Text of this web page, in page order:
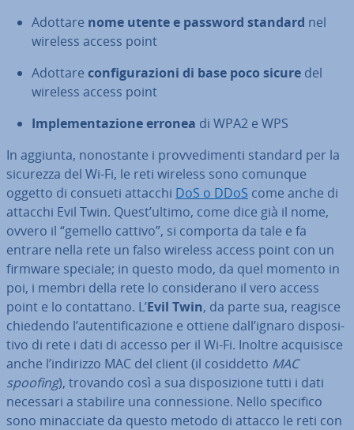
Adottare nome utente e password standard nel
wireless access point
Adottare con­fi­gu­ra­zio­ni di base poco sicure del
wireless access point
Im­ple­men­ta­zio­ne erronea di WPA2 e WPS
In aggiunta, no­no­stan­te i prov­ve­di­men­ti standard per la
sicurezza del Wi-Fi, le reti wireless sono comunque
oggetto di consueti attacchi DoS o DDoS come anche di
attacchi Evil Twin. Quest’ultimo, come dice già il nome,
ovvero il “gemello cattivo”, si comporta da tale e fa
entrare nella rete un falso wireless access point con un
firmware speciale; in questo modo, da quel momento in
poi, i membri della rete lo con­si­de­ra­no il vero access
point e lo con­tat­ta­no. L’Evil Twin, da parte sua, reagisce
chiedendo l’au­ten­ti­fi­ca­zio­ne e ottiene dall’ignaro di­spo­si­
ti­vo di rete i dati di accesso per il Wi-Fi. Inoltre ac­qui­si­sce
anche l’indirizzo MAC del client (il co­sid­det­to MAC
spoofing), trovando così a sua di­spo­si­zio­ne tutti i dati
necessari a stabilire una con­nes­sio­ne. Nello specifico
sono mi­nac­cia­te da questo metodo di attacco le reti con